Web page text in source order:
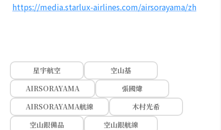
https://media.starlux-airlines.com/airsorayama/zh
星宇航空
空山基
AIRSORAYAMA
張國煒
AIRSORAYAMA航線
木村光希
空山銀備品
空山銀航線